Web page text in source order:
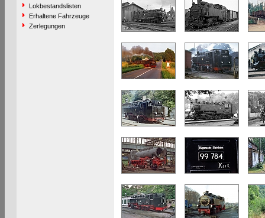
Lokbestandslisten
Erhaltene Fahrzeuge
Zerlegungen